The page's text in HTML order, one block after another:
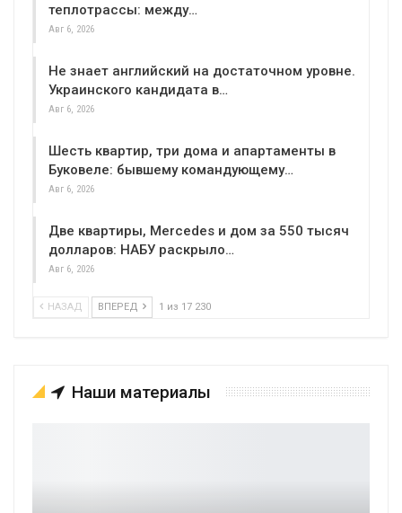
теплотрассы: между…
Авг 6, 2026
Не знает английский на достаточном уровне.
Украинского кандидата в…
Авг 6, 2026
Шесть квартир, три дома и апартаменты в
Буковеле: бывшему командующему…
Авг 6, 2026
Две квартиры, Mercedes и дом за 550 тысяч
долларов: НАБУ раскрыло…
Авг 6, 2026
НАЗАД ВПЕРЕД 1 из 17 230
Наши материалы